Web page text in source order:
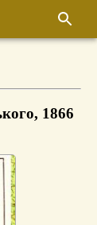
1866